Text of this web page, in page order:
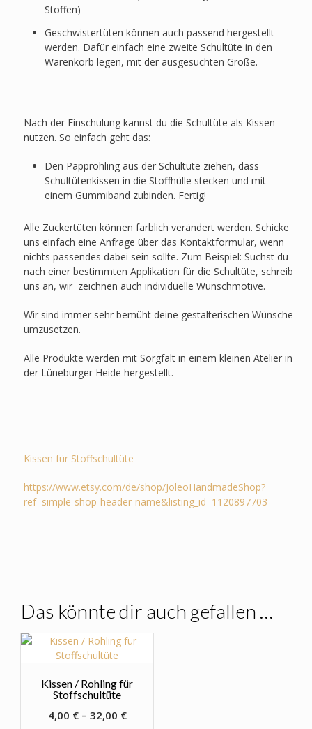
Stoffen)
Geschwistertüten können auch passend hergestellt
werden. Dafür einfach eine zweite Schultüte in den
Warenkorb legen, mit der ausgesuchten Größe.
Nach der Einschulung kannst du die Schultüte als Kissen
nutzen. So einfach geht das:
Den Papprohling aus der Schultüte ziehen, dass
Schultütenkissen in die Stoffhülle stecken und mit
einem Gummiband zubinden. Fertig!
Alle Zuckertüten können farblich verändert werden. Schicke
uns einfach eine Anfrage über das Kontaktformular, wenn
nichts passendes dabei sein sollte. Zum Beispiel: Suchst du
nach einer bestimmten Applikation für die Schultüte, schreib
uns an, wir zeichnen auch individuelle Wunschmotive.
Wir sind immer sehr bemüht deine gestalterischen Wünsche
umzusetzen.
Alle Produkte werden mit Sorgfalt in einem kleinen Atelier in
der Lüneburger Heide hergestellt.
Kissen für Stoffschultüte
https://www.etsy.com/de/shop/JoleoHandmadeShop?
ref=simple-shop-header-name&listing_id=1120897703
Das könnte dir auch gefallen …
Kissen / Rohling für
Stoffschultüte
4,00 €– 32,00 €